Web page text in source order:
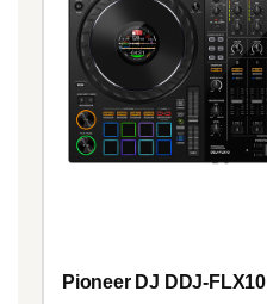
Pioneer DJ DDJ-FLX10